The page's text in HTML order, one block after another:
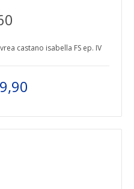
castano isabella FS ep. IV